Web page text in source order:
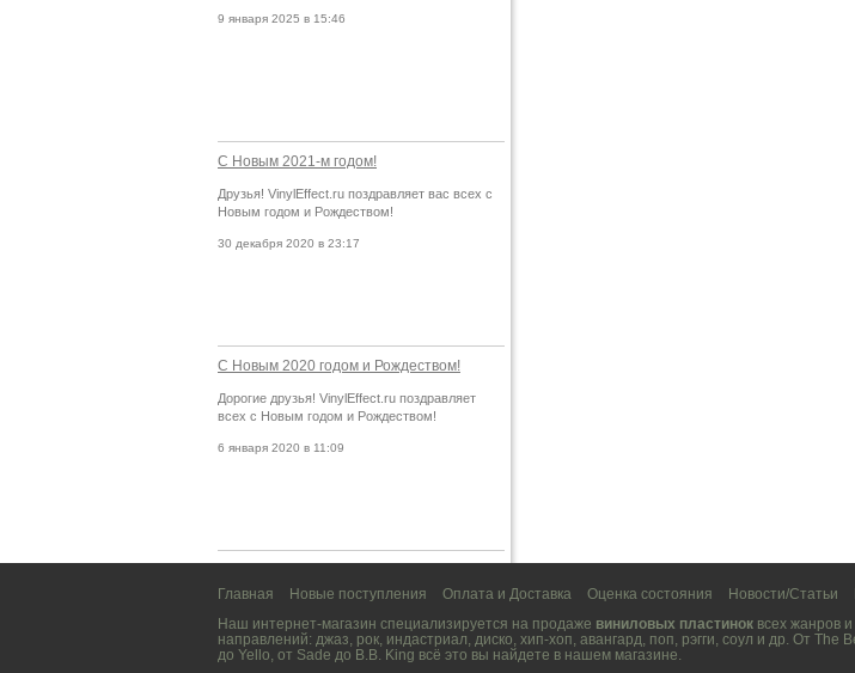
9 января 2025 в 15:46
С Новым 2021-м годом!
Друзья! VinylEffect.ru поздравляет вас всех с
Новым годом и Рождеством!
30 декабря 2020 в 23:17
С Новым 2020 годом и Рождеством!
Дорогие друзья! VinylEffect.ru поздравляет
всех с Новым годом и Рождеством!
6 января 2020 в 11:09
Главная Новые поступления Оплата и Доставка Оценка состояния Новости/Статьи
Наш интернет-магазин специализируется на продаже виниловых пластинок всех жанров
направлений: джаз, рок, индастриал, диско, хип-хоп, авангард, поп, рэгги, соул и др. От The
до Yello, от Sade до B.B. King всё это вы найдете в нашем магазине.